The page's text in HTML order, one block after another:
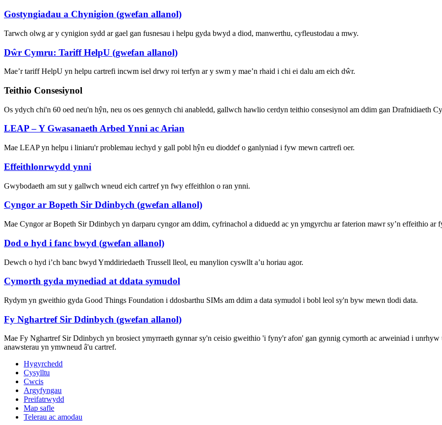
Gostyngiadau a Chynigion (gwefan allanol)
Tarwch olwg ar y cynigion sydd ar gael gan fusnesau i helpu gyda bwyd a diod, manwerthu, cyfleustodau a mwy.
Dŵr Cymru: Tariff HelpU (gwefan allanol)
Mae’r tariff HelpU yn helpu cartrefi incwm isel drwy roi terfyn ar y swm y mae’n rhaid i chi ei dalu am eich dŵr.
Teithio Consesiynol
Os ydych chi'n 60 oed neu'n hŷn, neu os oes gennych chi anabledd, gallwch hawlio cerdyn teithio consesiynol am ddim gan Drafnidiaeth
LEAP – Y Gwasanaeth Arbed Ynni ac Arian
Mae LEAP yn helpu i liniaru'r problemau iechyd y gall pobl hŷn eu dioddef o ganlyniad i fyw mewn cartrefi oer.
Effeithlonrwydd ynni
Gwybodaeth am sut y gallwch wneud eich cartref yn fwy effeithlon o ran ynni.
Cyngor ar Bopeth Sir Ddinbych (gwefan allanol)
Mae Cyngor ar Bopeth Sir Ddinbych yn darparu cyngor am ddim, cyfrinachol a diduedd ac yn ymgyrchu ar faterion mawr sy’n effeithio ar
Dod o hyd i fanc bwyd (gwefan allanol)
Dewch o hyd i’ch banc bwyd Ymddiriedaeth Trussell lleol, eu manylion cyswllt a’u horiau agor.
Cymorth gyda mynediad at ddata symudol
Rydym yn gweithio gyda Good Things Foundation i ddosbarthu SIMs am ddim a data symudol i bobl leol sy'n byw mewn tlodi data.
Fy Nghartref Sir Ddinbych (gwefan allanol)
Mae Fy Nghartref Sir Ddinbych yn brosiect ymyrraeth gynnar sy'n ceisio gweithio 'i fyny'r afon' gan gynnig cymorth ac arweiniad i
anawsterau yn ymwneud â'u cartref.
Hygyrchedd
Cysylltu
Cwcis
Argyfyngau
Preifatrwydd
Map safle
Telerau ac amodau